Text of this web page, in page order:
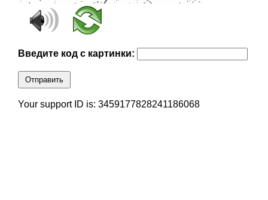
Введите код с картинки:
Отправить
Your support ID is: 3459177828241186068